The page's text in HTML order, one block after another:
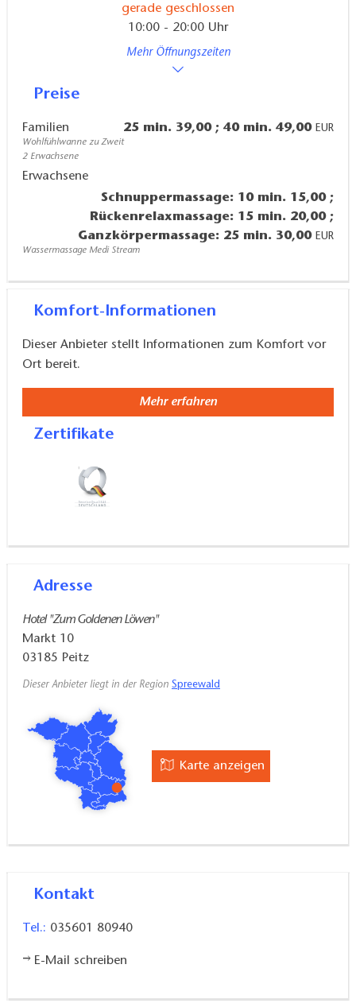
Ruheraum lädt zum Relaxen ein.
gerade geschlossen
10:00 - 20:00 Uhr
Mehr Öffnungszeiten
Preise
Familien 25 min. 39,00 ; 40 min. 49,00 EUR
Wohlfühlwanne zu Zweit
2 Erwachsene
Erwachsene
Schnuppermassage: 10 min. 15,00 ;
Rückenrelaxmassage: 15 min. 20,00 ;
Ganzkörpermassage: 25 min. 30,00 EUR
Wassermassage Medi Stream
Komfort-Informationen
Dieser Anbieter stellt Informationen zum Komfort vor
Ort bereit.
Mehr erfahren
Zertifikate
Adresse
Hotel "Zum Goldenen Löwen"
Markt 10
03185 Peitz
Dieser Anbieter liegt in der Region Spreewald
Karte anzeigen
Kontakt
Tel.: 035601 80940
E-Mail schreiben